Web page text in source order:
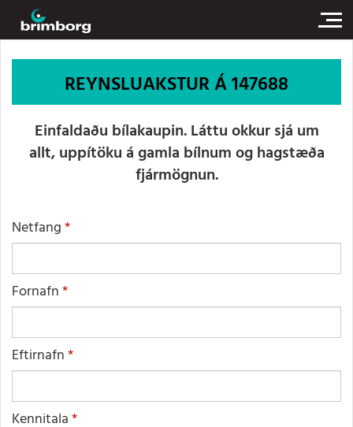
REYNSLUAKSTUR Á 147688
Einfaldaðu bílakaupin. Láttu okkur sjá um
allt, uppítöku á gamla bílnum og hagstæða
fjármögnun.
Netfang
Fornafn
Eftirnafn
Kennitala